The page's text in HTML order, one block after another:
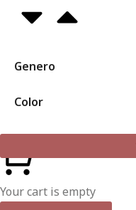
Genero
Color
Your cart is empty